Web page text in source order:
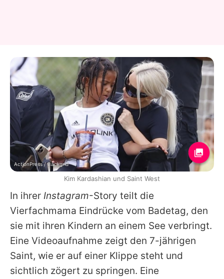
In ihrer Instagram-Story teilt die
Vierfachmama Eindrücke vom Badetag, den
sie mit ihren Kindern an einem See verbringt.
Eine Videoaufnahme zeigt den 7-jährigen
Saint, wie er auf einer Klippe steht und
sichtlich zögert zu springen. Eine
ActionPress / Backgrid
Kim Kardashian und Saint West